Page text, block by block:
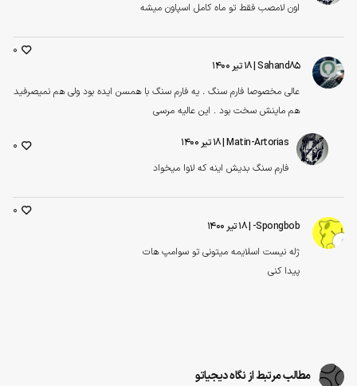
اون لامصب فقط تو ماه کامل اسپاون میشه
Sahand85| ۱۸ تیر ۱۴۰۰
عالی مخصوصا فارم سنگ . یه فارم سنگ با همسن ایده بود ولی هم نمیصرفید
هم ماینش سخت بود . این عالیه مرسی
0
Matin-Artorias| ۱۸ تیر ۱۴۰۰
فارم سنگ بدیش اینه که لاوا میخواد
0
Spongbob- | ۱۸ تیر ۱۴۰۰
ژله نیست اسلایمه میتونی تو سوامپ هات
پیدا کنی
0
مطالب مرتبط از نگاه دیجیاتو